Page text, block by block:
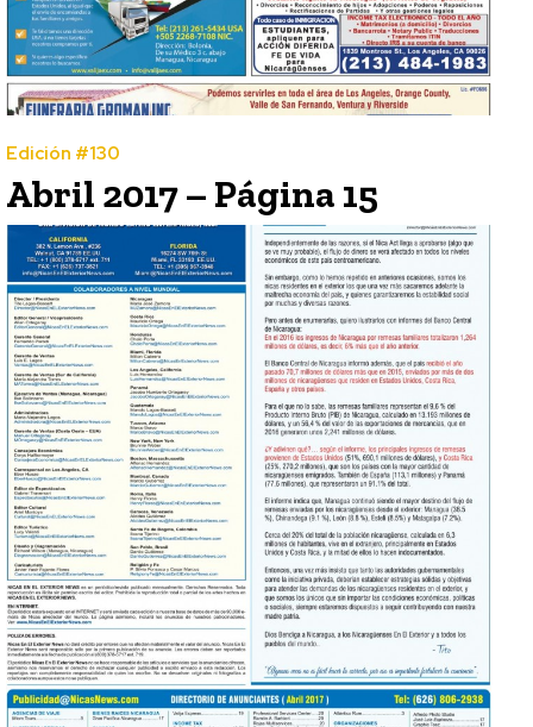
Edición #130
Abril 2017 – Página 15